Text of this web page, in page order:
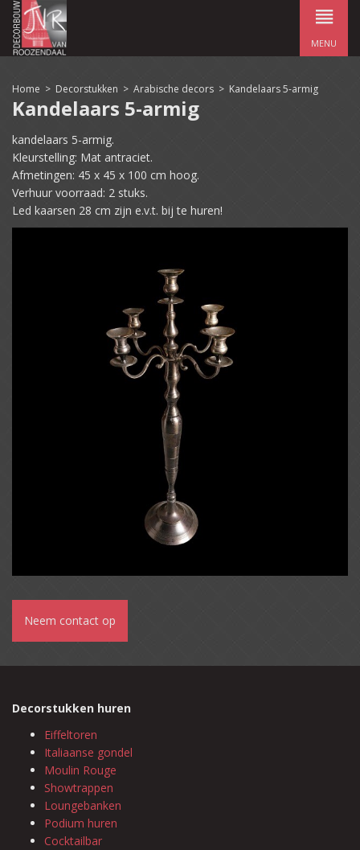
MENU
Home > Decorstukken > Arabische decors > Kandelaars 5-armig
Kandelaars 5-armig
kandelaars 5-armig.
Kleurstelling: Mat antraciet.
Afmetingen: 45 x 45 x 100 cm hoog.
Verhuur voorraad: 2 stuks.
Led kaarsen 28 cm zijn e.v.t. bij te huren!
Neem contact op
Decorstukken huren
Eiffeltoren
Italiaanse gondel
Moulin Rouge
Showtrappen
Loungebanken
Podium huren
Cocktailbar